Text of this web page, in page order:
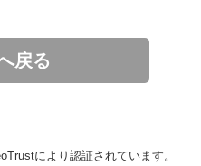
戻る
により認証されています。